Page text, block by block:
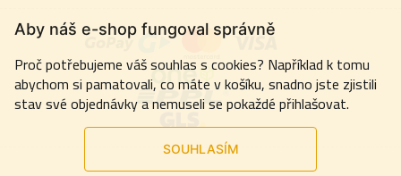
Aby náš e-shop fungoval správně
Proč potřebujeme váš souhlas s cookies? Například k tomu
abychom si pamatovali, co máte v košíku, snadno jste zjistili
stav své objednávky a nemuseli se pokaždé přihlašovat.
SOUHLASÍM